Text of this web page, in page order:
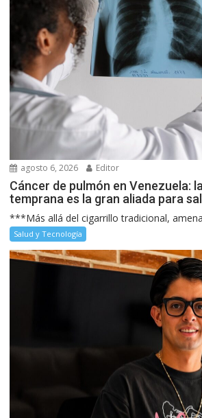
agosto 6, 2026 Editor
Cáncer de pulmón en Venezuela:
temprana es la gran aliada para
***Más allá del cigarrillo tradicional,
Salud y Tecnología